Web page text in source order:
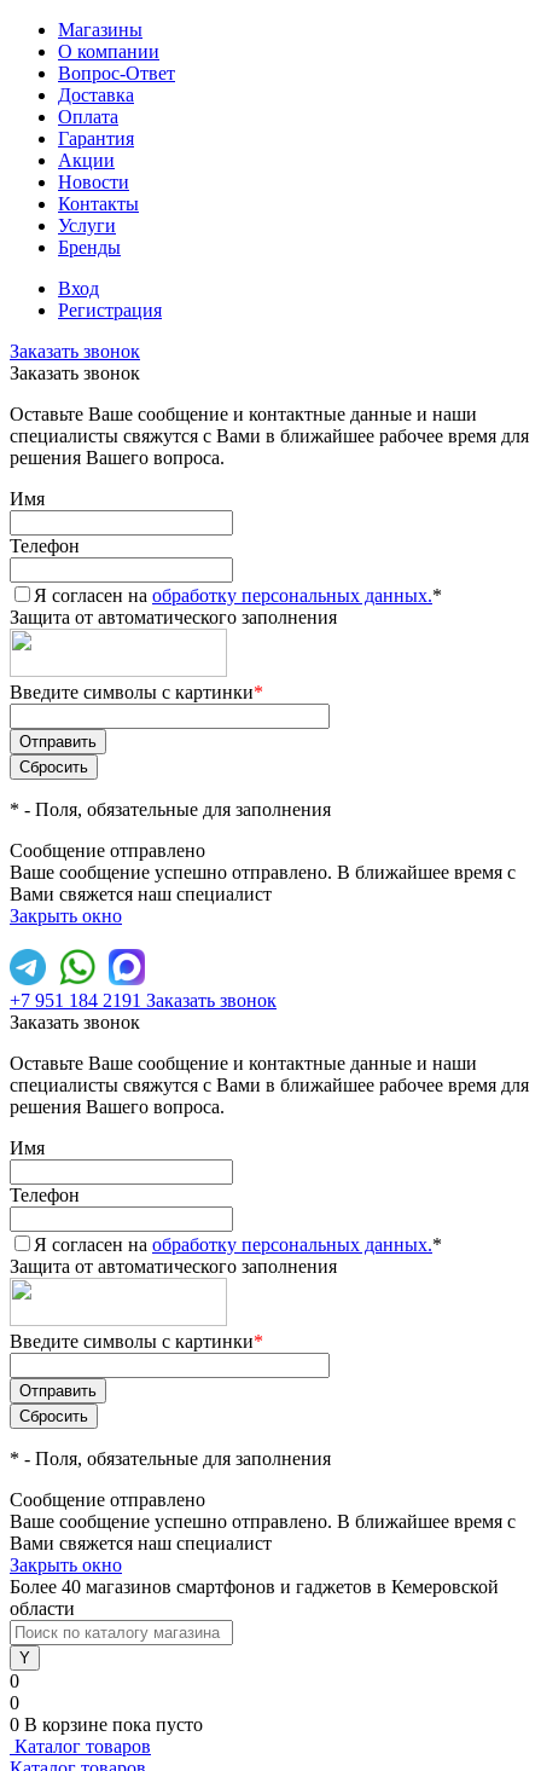
Магазины
О компании
Вопрос-Ответ
Доставка
Оплата
Гарантия
Акции
Новости
Контакты
Услуги
Бренды
Вход
Регистрация
Заказать звонок
Заказать звонок
Оставьте Ваше сообщение и контактные данные и наши
специалисты свяжутся с Вами в ближайшее рабочее время для
решения Вашего вопроса.
Имя
Телефон
Я согласен на обработку персональных данных.*
Защита от автоматического заполнения
Введите символы с картинки*
* - Поля, обязательные для заполнения
Сообщение отправлено
Ваше сообщение успешно отправлено. В ближайшее время с
Вами свяжется наш специалист
Закрыть окно
+7 951 184 2191 Заказать звонок
Заказать звонок
Оставьте Ваше сообщение и контактные данные и наши
специалисты свяжутся с Вами в ближайшее рабочее время для
решения Вашего вопроса.
Имя
Телефон
Я согласен на обработку персональных данных.*
Защита от автоматического заполнения
Введите символы с картинки*
* - Поля, обязательные для заполнения
Сообщение отправлено
Ваше сообщение успешно отправлено. В ближайшее время с
Вами свяжется наш специалист
Закрыть окно
Более 40 магазинов смартфонов и гаджетов в Кемеровской
области
0
0
0 В корзине пока пусто
Каталог товаров